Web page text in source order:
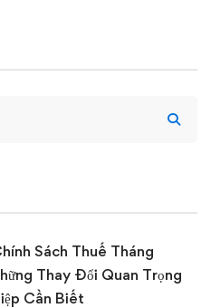
Sách Thuế Tháng
Thay Đổi Quan Trọng
Cần Biết